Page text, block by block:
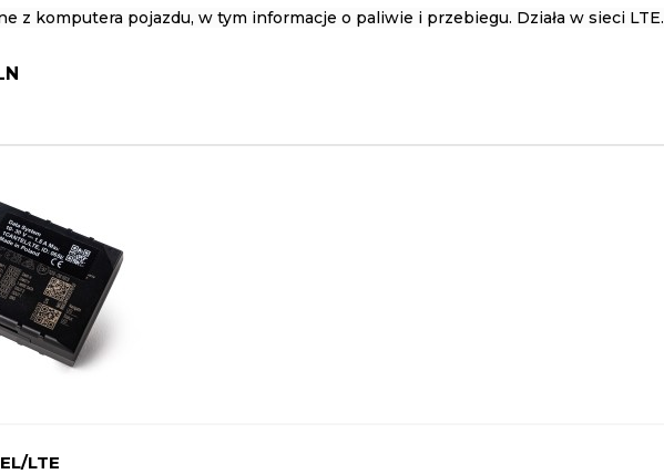
z komputera pojazdu, w tym informacje o paliwie i przebiegu. Działa w sieci LTE.
LTE